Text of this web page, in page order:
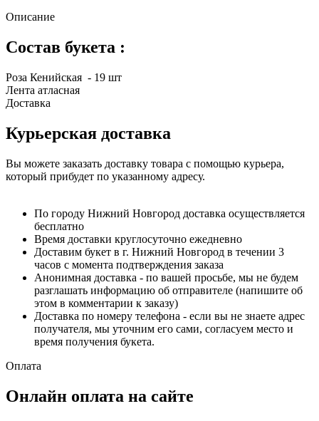
Описание
Состав букета :
Роза Кенийская - 19 шт
Лента атласная
Доставка
Курьерская доставка
Вы можете заказать доставку товара с помощью курьера,
который прибудет по указанному адресу.
По городу Нижний Новгород доставка осуществляется
бесплатно
Время доставки круглосуточно ежедневно
Доставим букет в г. Нижний Новгород в течении 3
часов с момента подтверждения заказа
Анонимная доставка - по вашей просьбе, мы не будем
разглашать информацию об отправителе (напишите об
этом в комментарии к заказу)
Доставка по номеру телефона - если вы не знаете адрес
получателя, мы уточним его сами, согласуем место и
время получения букета.
Оплата
Онлайн оплата на сайте